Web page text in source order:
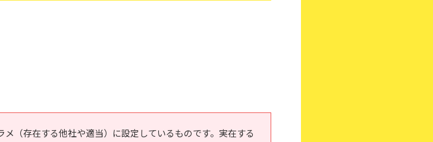
（存在する他社や適当）に設定しているものです。実在する